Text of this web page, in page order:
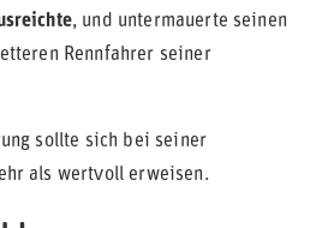
, und untermauerte seinen
Rennfahrer seiner
sollte sich bei seiner
als wertvoll erweisen.